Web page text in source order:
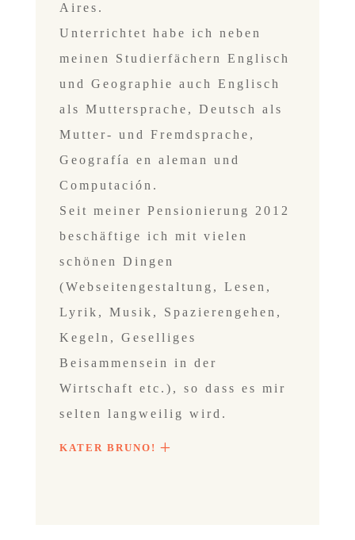
Aires.
Unterrichtet habe ich neben
meinen Studierfächern Englisch
und Geographie auch Englisch
als Muttersprache, Deutsch als
Mutter- und Fremdsprache,
Geografía en aleman und
Computación.
Seit meiner Pensionierung 2012
beschäftige ich mit vielen
schönen Dingen
(Webseitengestaltung, Lesen,
Lyrik, Musik, Spazierengehen,
Kegeln, Geselliges
Beisammensein in der
Wirtschaft etc.), so dass es mir
selten langweilig wird.
KATER BRUNO!